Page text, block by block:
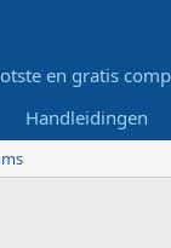
en gratis
Handleidingen